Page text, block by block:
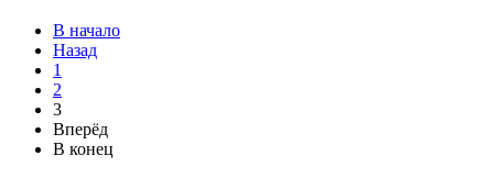
В начало
Назад
1
2
3
Вперёд
В конец